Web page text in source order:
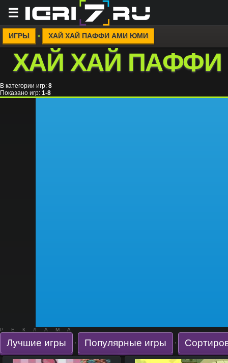
☰
ИГРЫ » ХАЙ ХАЙ ПАФФИ АМИ ЮМИ
ХАЙ ХАЙ
В категории игр: 8
Показано игр: 1-8
РЕКЛАМА
Лучшие игры · Популярные игры ·